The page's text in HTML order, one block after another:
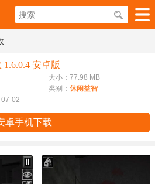
1.6.0.4 安卓版
大小：77.98 MB
类别： 休闲益智
02
卓手机下载